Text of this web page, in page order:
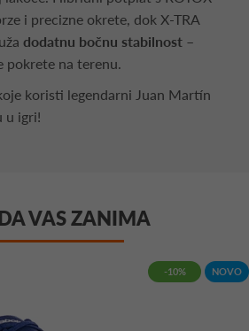
i precizne okrete, dok X-TRA
dodatnu bočnu stabilnost –
pokrete na terenu.
koristi legendarni Juan Martín
u igri!
VAS ZANIMA
-10% NOVO